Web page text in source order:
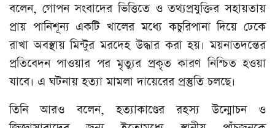
বলেন, গোপন সংবাদের ভিত্তিতে ও তথ্যপ্রযুক্তির সহায়তায়
প্রায় পানিশূন্য একটি খালের মধ্যে কচুরিপানা দিয়ে ঢেকে
রাখা অবস্থায় মিন্টুর মরদেহ উদ্ধার করা হয়। ময়নাতদন্তের
প্রতিবেদন পাওয়ার পর মৃত্যুর প্রকৃত কারণ নিশ্চিত হওয়া
যাবে। এ ঘটনায় হত্যা মামলা দায়েরের প্রস্তুতি চলছে।
তিনি আরও বলেন, হত্যাকাণ্ডের রহস্য উন্মোচন ও